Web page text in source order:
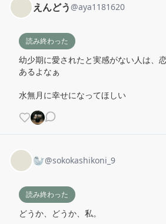
えんどう @aya1181620
読み終わった
幼少期に愛されたと実感がない人は、
あるよなぁ
水無月に幸せになってほしい
🦭@sokokashikoni_9
読み終わった
どうか、どうか、私。